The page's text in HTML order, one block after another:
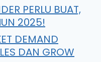
PERLU BUAT,
2025!
DEMAND
DAN GROW